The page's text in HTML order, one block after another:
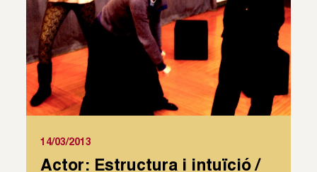
14/03/2013
Actor: Estructura i intuïció /